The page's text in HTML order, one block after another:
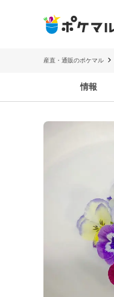
産直・通販のポケマル
情報